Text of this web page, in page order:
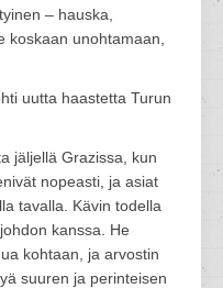
– hauska,
koskaan unohtamaan,
uutta haastetta Turun
jäljellä Grazissa, kun
nopeasti, ja asiat
tavalla. Kävin todella
kanssa. He
kohtaan, ja arvostin
suuren ja perinteisen